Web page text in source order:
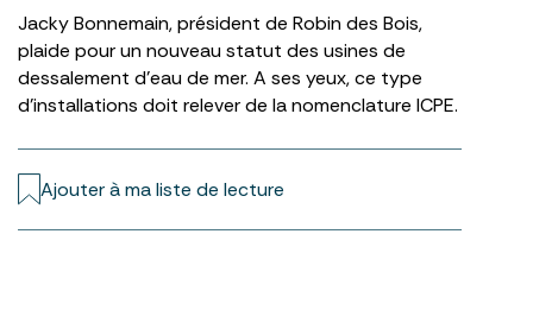
Jacky Bonnemain, président de Robin des Bois,
plaide pour un nouveau statut des usines de
dessalement d’eau de mer. A ses yeux, ce type
d’installations doit relever de la nomenclature ICPE.
Ajouter à ma liste de lecture